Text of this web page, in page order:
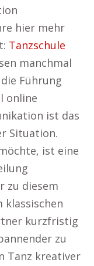
hier mehr
Tanzschule
manchmal
Führung
online
ist das
Situation.
ist eine
zu diesem
klassischen
kurzfristig
zu
Tanz kreativer